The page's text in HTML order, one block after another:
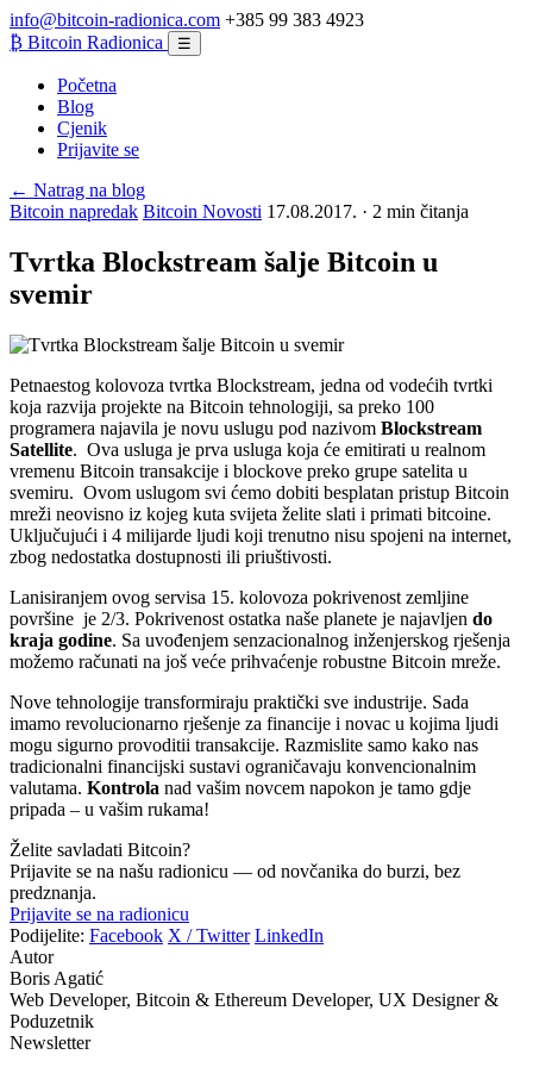
info@bitcoin-radionica.com +385 99 383 4923
₿ Bitcoin Radionica ☰
Početna
Blog
Cjenik
Prijavite se
← Natrag na blog
Bitcoin napredak Bitcoin Novosti 17.08.2017. · 2 min čitanja
Tvrtka Blockstream šalje Bitcoin u
svemir
Petnaestog kolovoza tvrtka Blockstream, jedna od vodećih tvrtki
koja razvija projekte na Bitcoin tehnologiji, sa preko 100
programera najavila je novu uslugu pod nazivom Blockstream
Satellite. Ova usluga je prva usluga koja će emitirati u realnom
vremenu Bitcoin transakcije i blockove preko grupe satelita u
svemiru. Ovom uslugom svi ćemo dobiti besplatan pristup Bitcoin
mreži neovisno iz kojeg kuta svijeta želite slati i primati bitcoine.
Uključujući i 4 milijarde ljudi koji trenutno nisu spojeni na internet,
zbog nedostatka dostupnosti ili priuštivosti.
Lanisiranjem ovog servisa 15. kolovoza pokrivenost zemljine
površine je 2/3. Pokrivenost ostatka naše planete je najavljen do
kraja godine. Sa uvođenjem senzacionalnog inženjerskog rješenja
možemo računati na još veće prihvaćenje robustne Bitcoin mreže.
Nove tehnologije transformiraju praktički sve industrije. Sada
imamo revolucionarno rješenje za financije i novac u kojima ljudi
mogu sigurno provoditii transakcije. Razmislite samo kako nas
tradicionalni financijski sustavi ograničavaju konvencionalnim
valutama. Kontrola nad vašim novcem napokon je tamo gdje
pripada – u vašim rukama!
Želite savladati Bitcoin?
Prijavite se na našu radionicu — od novčanika do burzi, bez
predznanja.
Prijavite se na radionicu
Podijelite: Facebook X / Twitter LinkedIn
Autor
Boris Agatić
Web Developer, Bitcoin & Ethereum Developer, UX Designer &
Poduzetnik
Newsletter